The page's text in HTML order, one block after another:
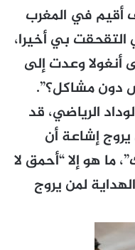
أقيم في المغرب
التقحقت بي أخيرا،
أنغولا وعدت إلى
دون مشاكل؟”.
الرياضي، قد
إشاعة أن
ما هو إلا “أحمق لا
لمن يروج